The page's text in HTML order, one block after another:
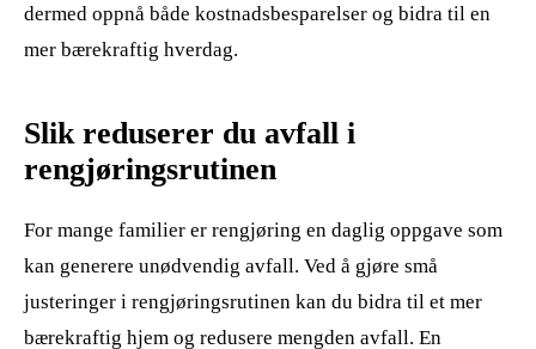
dermed oppnå både kostnadsbesparelser og bidra til en
mer bærekraftig hverdag.
Slik reduserer du avfall i
rengjøringsrutinen
For mange familier er rengjøring en daglig oppgave som
kan generere unødvendig avfall. Ved å gjøre små
justeringer i rengjøringsrutinen kan du bidra til et mer
bærekraftig hjem og redusere mengden avfall. En